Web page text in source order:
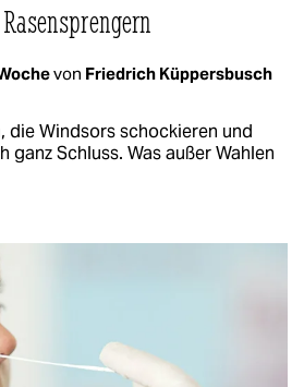
von Friedrich Küppersbusch
die Windsors schockieren und
Schluss. Was außer Wahlen